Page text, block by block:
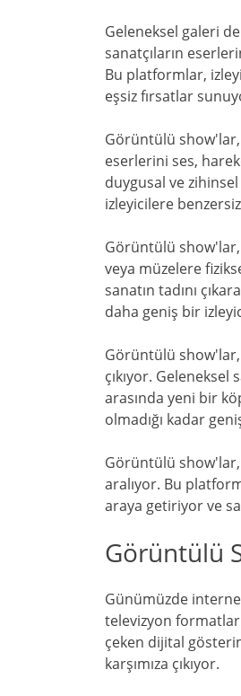
Geleneksel galeri
sanatçıların
Bu platformlar,
eşsiz fırsatlar
Görüntülü show'lar,
eserlerini ses,
duygusal ve
izleyicilere
Görüntülü
veya müzelere
sanatın tadını
daha geniş bir
Görüntülü
çıkıyor.
arasında yeni bir
olmadığı kadar
Görüntülü show'lar,
aralıyor. Bu
araya getiriyor ve
Görüntülü
Günümüzde
televizyon
çeken dijital
karşımıza çıkıyor.